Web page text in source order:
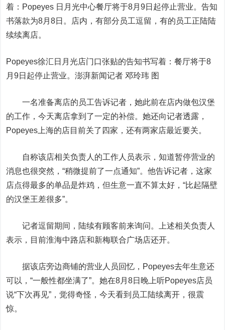
着：Popeyes 日月光中心餐厅将于8月9日起停止营业。告知
书落款为8月8日。店内，有部分员工逗留，有的员工正陆陆
续续离店。
Popeyes徐汇日月光店门口张贴的告知书写着：餐厅将于8
月9日起停止营业。澎湃新闻记者 邓玲玮 图
一名准备离店的员工告诉记者，她此前在店内做包汉堡
的工作，今天离店拿到了一定的补偿。她还向记者透露，
Popeyes上海的店目前关了四家，还有两家店最近要关。
自称该店相关负责人的工作人员表示，知道暂停营业的
消息也很突然，“稍微提前了一点通知”。他告诉记者，这家
店点得最多的单品是炸鸡，但生意一直不算太好，“比起隔壁
的汉堡王差很多”。
记者逗留期间，陆续有顾客前来询问。上述相关负责人
表示，目前淮海中路店和新梅联合广场店还开。
据该店旁边商铺的营业人员回忆，Popeyes去年生意还
可以，“一般性都坐满了”。她在8月8日晚上听Popeyes店员
说“下次再见”，觉得奇怪，今天看到员工陆续离开，很震
惊。